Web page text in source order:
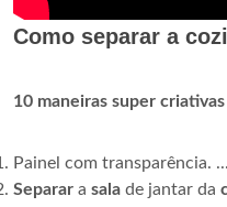
Como separar a
10 maneiras super criativas
Painel com transparência. ...
Separar a sala de jantar da